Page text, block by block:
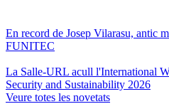
En record de Josep Vilarasu, antic
FUNITEC
La Salle-URL acull l'International
Security and Sustainability 2026
Veure totes les novetats